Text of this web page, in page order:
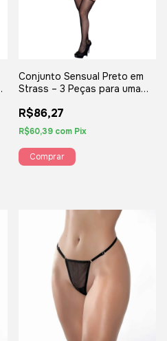
Conjunto Sensual Preto em
Strass – 3 Peças para uma
Lingerie
R$86,27
R$60,39 com Pix